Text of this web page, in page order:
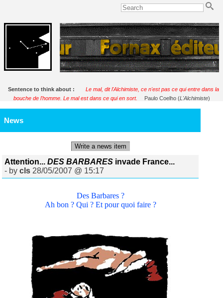
Sentence to think about :
Le mal, dit l'Alchimiste, ce n'est pas ce qui entre dans la
bouche de l'homme. Le mal est dans ce qui en sort.
Paulo Coelho (L'Alchimiste)
News
Write a news item
Attention...DES BARBARES invade France...
- bycls 28/05/2007 @ 15:17
Des Barbares ?
Ah bon ? Qui ? Et pour quoi faire ?